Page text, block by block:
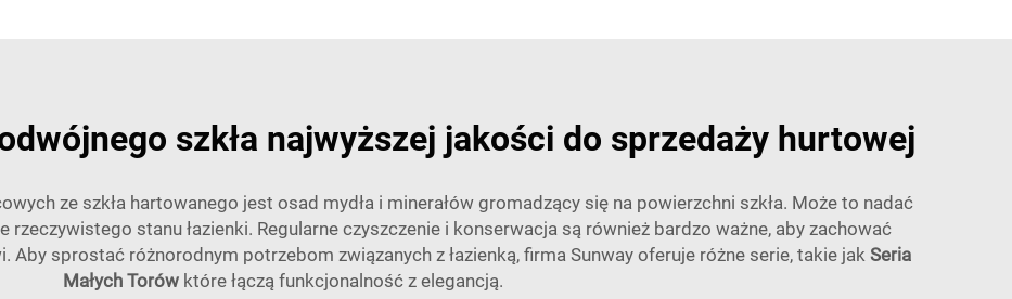
szkła najwyższej jakości do sprzedaży hurtowej
ze szkła hartowanego jest osad mydła i minerałów gromadzący się na powierzchni szkła. Może to nadać
stanu łazienki. Regularne czyszczenie i konserwacja są również bardzo ważne, aby zachować
Aby sprostać różnorodnym potrzebom związanych z łazienką, firma Sunway oferuje różne serie, takie jak Seria
Małych Torów które łączą funkcjonalność z elegancją.